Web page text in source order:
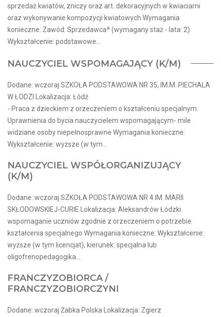
sprzedaż kwiatów, zniczy oraz art. dekoracyjnych w kwiaciarni
oraz wykonywanie kompozycji kwiatowych Wymagania
konieczne: Zawód: Sprzedawca* (wymagany staż - lata: 2)
Wykształcenie: podstawowe...
NAUCZYCIEL WSPOMAGAJĄCY (K/M)
Dodane: wczoraj SZKOŁA PODSTAWOWA NR 35, IM.M. PIECHALA
W ŁODZI Lokalizacja: Łódź
- Praca z dzieckiem z orzeczeniem o kształceniu specjalnym.
Uprawnienia do bycia nauczycielem wspomagającym- mile
widziane osoby niepełnosprawne Wymagania konieczne:
Wykształcenie: wyższe (w tym...
NAUCZYCIEL WSPÓŁORGANIZUJĄCY
(K/M)
Dodane: wczoraj SZKOŁA PODSTAWOWA NR 4 IM. MARII
SKŁODOWSKIEJ-CURIE Lokalizacja: Aleksandrów Łódzki
wspomaganie uczniów zgodnie z orzeczeniem o potrzebie
kształcenia specjalnego Wymagania konieczne: Wykształcenie:
wyższe (w tym licencjat), kierunek: specjalna lub
oligofrenopedagogika...
FRANCZYZOBIORCA /
FRANCZYZOBIORCZYNI
Dodane: wczoraj Żabka Polska Lokalizacja: Zgierz